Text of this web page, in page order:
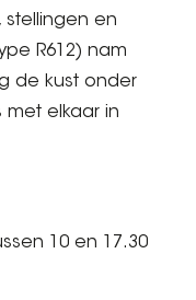
stellingen en
R612) nam
de kust onder
met elkaar in
10 en 17.30